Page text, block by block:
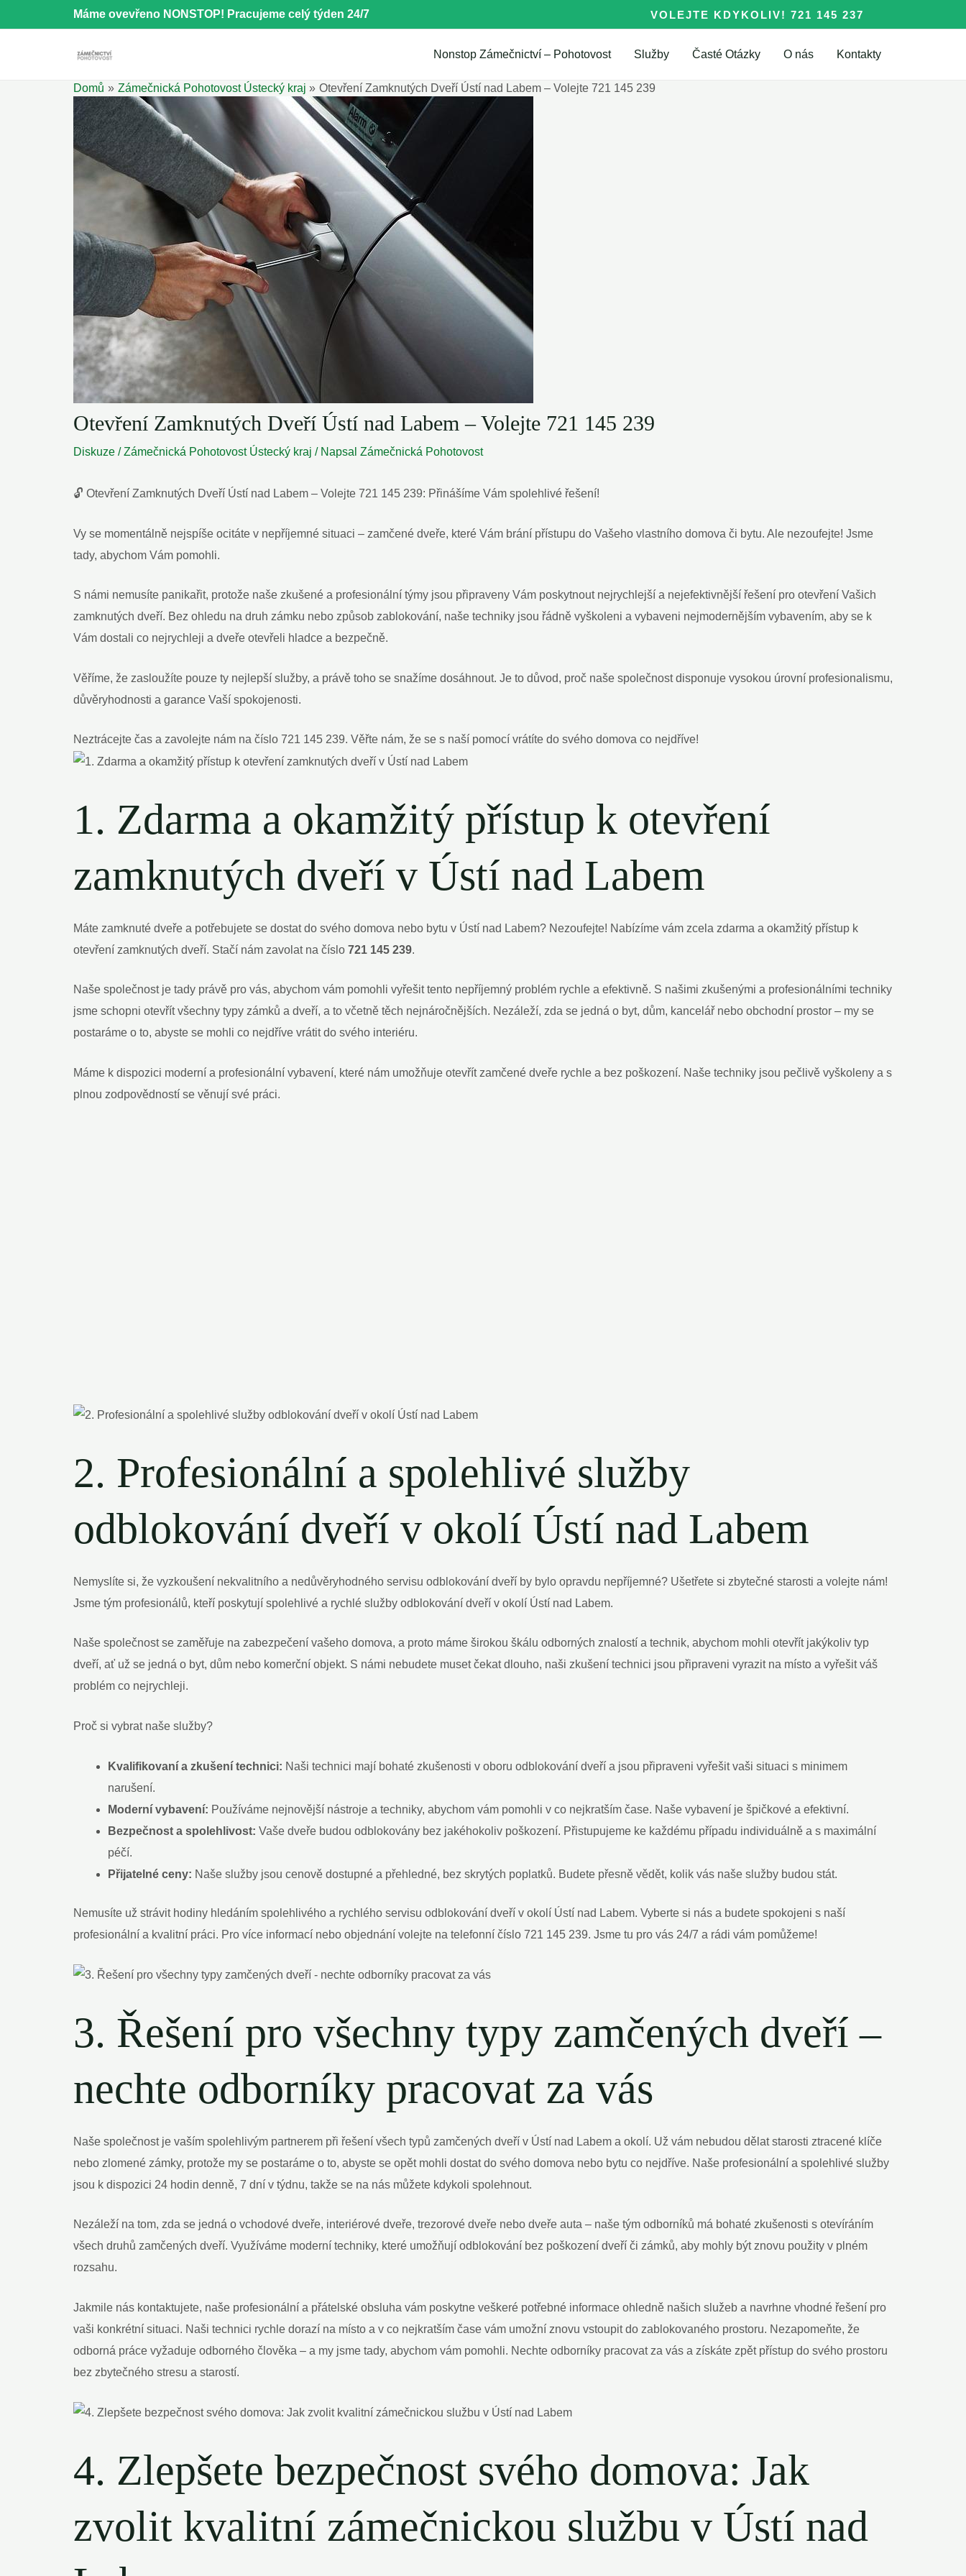
na
Máme ovevřeno NONSTOP! Pracujeme celý týden 24/7 VOLEJTE KDYKOLIV! 721 145 237
Nonstop Zámečnictví – Pohotovost Služby Časté Otázky O nás Kontakty
Domů Zámečnická Pohotovost Ústecký kraj Otevření Zamknutých Dveří Ústí nad Labem – Volejte 721 145 239
Otevření Zamknutých Dveří Ústí nad Labem – Volejte 721 145 239
Diskuze /Zámečnická Pohotovost Ústecký kraj / Napsal Zámečnická Pohotovost
🔓️ Otevření Zamknutých Dveří Ústí nad Labem – Volejte 721 145 239: Přinášíme Vám spolehlivé řešení!
Vy se momentálně nejspíše ocitáte v nepříjemné situaci – zamčené dveře, které Vám brání přístupu do Vašeho vlastního domova či bytu. Ale nezoufejte! Jsme
tady, abychom Vám pomohli.
S námi nemusíte panikařit, protože naše zkušené a profesionální týmy jsou připraveny Vám poskytnout nejrychlejší a nejefektivnější řešení pro otevření Vašich
zamknutých dveří. Bez ohledu na druh zámku nebo způsob zablokování, naše techniky jsou řádně vyškoleni a vybaveni nejmodernějším vybavením, aby se k
Vám dostali co nejrychleji a dveře otevřeli hladce a bezpečně.
Věříme, že zasloužíte pouze ty nejlepší služby, a právě toho se snažíme dosáhnout. Je to důvod, proč naše společnost disponuje vysokou úrovní profesionalismu,
důvěryhodnosti a garance Vaší spokojenosti.
Neztrácejte čas a zavolejte nám na číslo 721 145 239. Věřte nám, že se s naší pomocí vrátíte do svého domova co nejdříve!
1. Zdarma a okamžitý přístup k otevření
zamknutých dveří v Ústí nad Labem
Máte zamknuté dveře a potřebujete se dostat do svého domova nebo bytu v Ústí nad Labem? Nezoufejte! Nabízíme vám zcela zdarma a okamžitý přístup k
otevření zamknutých dveří. Stačí nám zavolat na číslo 721 145 239.
Naše společnost je tady právě pro vás, abychom vám pomohli vyřešit tento nepříjemný problém rychle a efektivně. S našimi zkušenými a profesionálními techniky
jsme schopni otevřít všechny typy zámků a dveří, a to včetně těch nejnáročnějších. Nezáleží, zda se jedná o byt, dům, kancelář nebo obchodní prostor – my se
postaráme o to, abyste se mohli co nejdříve vrátit do svého interiéru.
Máme k dispozici moderní a profesionální vybavení, které nám umožňuje otevřít zamčené dveře rychle a bez poškození. Naše techniky jsou pečlivě vyškoleny a s
plnou zodpovědností se věnují své práci.
2. Profesionální a spolehlivé služby
odblokování dveří v okolí Ústí nad Labem
Nemyslíte si, že vyzkoušení nekvalitního a nedůvěryhodného servisu odblokování dveří by bylo opravdu nepříjemné? Ušetřete si zbytečné starosti a volejte nám!
Jsme tým profesionálů, kteří poskytují spolehlivé a rychlé služby odblokování dveří v okolí Ústí nad Labem.
Naše společnost se zaměřuje na zabezpečení vašeho domova, a proto máme širokou škálu odborných znalostí a technik, abychom mohli otevřít jakýkoliv typ
dveří, ať už se jedná o byt, dům nebo komerční objekt. S námi nebudete muset čekat dlouho, naši zkušení technici jsou připraveni vyrazit na místo a vyřešit váš
problém co nejrychleji.
Proč si vybrat naše služby?
Kvalifikovaní a zkušení technici: Naši technici mají bohaté zkušenosti v oboru odblokování dveří a jsou připraveni vyřešit vaši situaci s minimem
narušení.
Moderní vybavení: Používáme nejnovější nástroje a techniky, abychom vám pomohli v co nejkratším čase. Naše vybavení je špičkové a efektivní.
Bezpečnost a spolehlivost: Vaše dveře budou odblokovány bez jakéhokoliv poškození. Přistupujeme ke každému případu individuálně a s maximální
péčí.
Přijatelné ceny: Naše služby jsou cenově dostupné a přehledné, bez skrytých poplatků. Budete přesně vědět, kolik vás naše služby budou stát.
Nemusíte už strávit hodiny hledáním spolehlivého a rychlého servisu odblokování dveří v okolí Ústí nad Labem. Vyberte si nás a budete spokojeni s naší
profesionální a kvalitní práci. Pro více informací nebo objednání volejte na telefonní číslo 721 145 239. Jsme tu pro vás 24/7 a rádi vám pomůžeme!
3. Řešení pro všechny typy zamčených dveří –
nechte odborníky pracovat za vás
Naše společnost je vaším spolehlivým partnerem při řešení všech typů zamčených dveří v Ústí nad Labem a okolí. Už vám nebudou dělat starosti ztracené klíče
nebo zlomené zámky, protože my se postaráme o to, abyste se opět mohli dostat do svého domova nebo bytu co nejdříve. Naše profesionální a spolehlivé služby
jsou k dispozici 24 hodin denně, 7 dní v týdnu, takže se na nás můžete kdykoli spolehnout.
Nezáleží na tom, zda se jedná o vchodové dveře, interiérové dveře, trezorové dveře nebo dveře auta – naše tým odborníků má bohaté zkušenosti s otevíráním
všech druhů zamčených dveří. Využíváme moderní techniky, které umožňují odblokování bez poškození dveří či zámků, aby mohly být znovu použity v plném
rozsahu.
Jakmile nás kontaktujete, naše profesionální a přátelské obsluha vám poskytne veškeré potřebné informace ohledně našich služeb a navrhne vhodné řešení pro
vaši konkrétní situaci. Naši technici rychle dorazí na místo a v co nejkratším čase vám umožní znovu vstoupit do zablokovaného prostoru. Nezapomeňte, že
odborná práce vyžaduje odborného člověka – a my jsme tady, abychom vám pomohli. Nechte odborníky pracovat za vás a získáte zpět přístup do svého prostoru
bez zbytečného stresu a starostí.
4. Zlepšete bezpečnost svého domova: Jak
zvolit kvalitní zámečnickou službu v Ústí nad